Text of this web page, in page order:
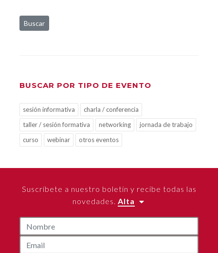
Buscar
BUSCAR POR TIPO DE EVENTO
sesión informativa
charla / conferencia
taller / sesión formativa
networking
jornada de trabajo
curso
webinar otros eventos
Suscríbete a nuestro boletín y recibe todas las
novedades. Alta